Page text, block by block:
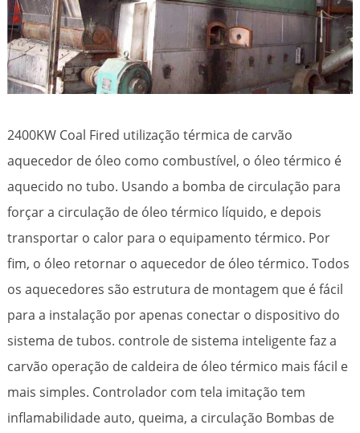
2400KW Coal Fired utilização térmica de carvão
aquecedor de óleo como combustível, o óleo térmico é
aquecido no tubo. Usando a bomba de circulação para
forçar a circulação de óleo térmico líquido, e depois
transportar o calor para o equipamento térmico. Por
fim, o óleo retornar o aquecedor de óleo térmico. Todos
os aquecedores são estrutura de montagem que é fácil
para a instalação por apenas conectar o dispositivo do
sistema de tubos. controle de sistema inteligente faz a
carvão operação de caldeira de óleo térmico mais fácil e
mais simples. Controlador com tela imitação tem
inflamabilidade auto, queima, a circulação Bombas de